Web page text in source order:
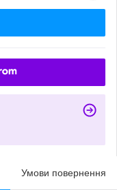
Умови повернення